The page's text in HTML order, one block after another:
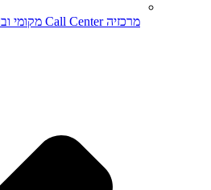
מרכזיה Call Center מקומי ובענן